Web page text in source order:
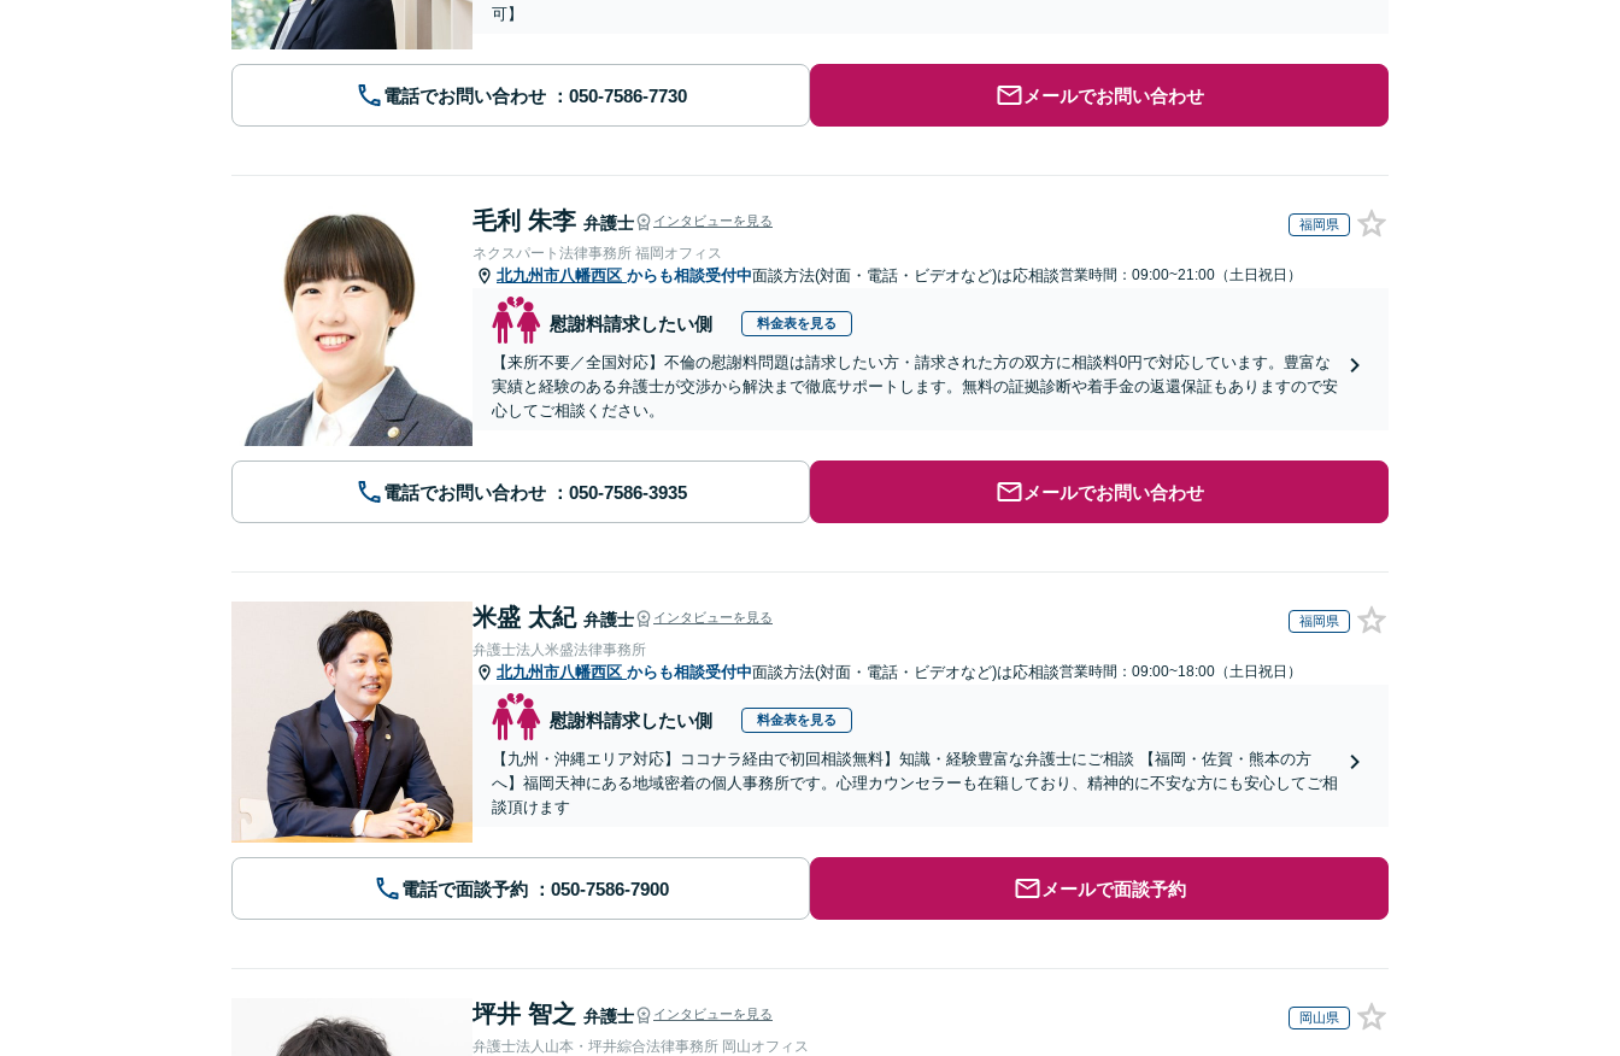
可】
電話でお問い合わせ メールでお問い合わせ
毛利 朱李 弁護士 インタビューを見る 福岡県
ネクスパート法律事務所 福岡オフィス
北九州市八幡西区 からも相談受付中面談方法(対面・電話・ビデオなど)は応相談営業時間：09:00~21:00（土日祝日）
慰謝料請求したい側 料金表を見る
【来所不要／全国対応】不倫の慰謝料問題は請求したい方・請求された方の双方に相談料0円で対応しています。豊富な
実績と経験のある弁護士が交渉から解決まで徹底サポートします。無料の証拠診断や着手金の返還保証もありますので安
心してご相談ください。
電話でお問い合わせ メールでお問い合わせ
米盛 太紀 弁護士 インタビューを見る 福岡県
弁護士法人米盛法律事務所
北九州市八幡西区 からも相談受付中面談方法(対面・電話・ビデオなど)は応相談営業時間：09:00~18:00（土日祝日）
慰謝料請求したい側 料金表を見る
【九州・沖縄エリア対応】ココナラ経由で初回相談無料】知識・経験豊富な弁護士にご相談 【福岡・佐賀・熊本の方
へ】福岡天神にある地域密着の個人事務所です。心理カウンセラーも在籍しており、精神的に不安な方にも安心してご相
談頂けます
電話で面談予約 メールで面談予約
坪井 智之 弁護士 インタビューを見る 岡山県
弁護士法人山本・坪井綜合法律事務所 岡山オフィス